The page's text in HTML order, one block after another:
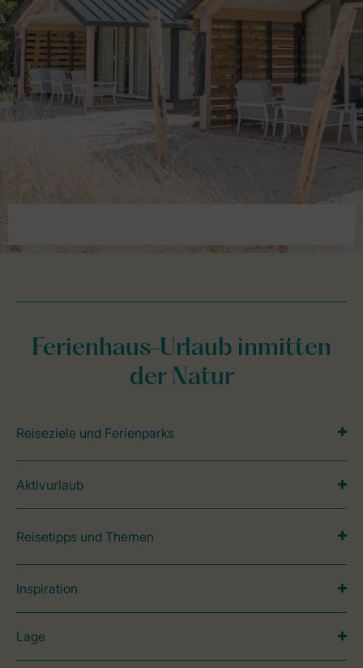
Ferienhaus-Urlaub inmitten
der Natur
Reiseziele und Ferienparks
Aktivurlaub
Reisetipps und Themen
Inspiration
Lage